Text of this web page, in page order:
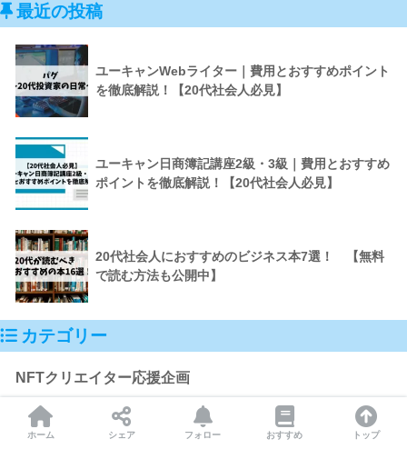
最近の投稿
ユーキャンWebライター｜費用とおすすめポイント
を徹底解説！【20代社会人必見】
ユーキャン日商簿記講座2級・3級｜費用とおすすめ
ポイントを徹底解説！【20代社会人必見】
20代社会人におすすめのビジネス本7選！ 【無料
で読む方法も公開中】
カテゴリー
NFTクリエイター応援企画
NFTゲーム
ホーム シェア フォロー おすすめ トップ